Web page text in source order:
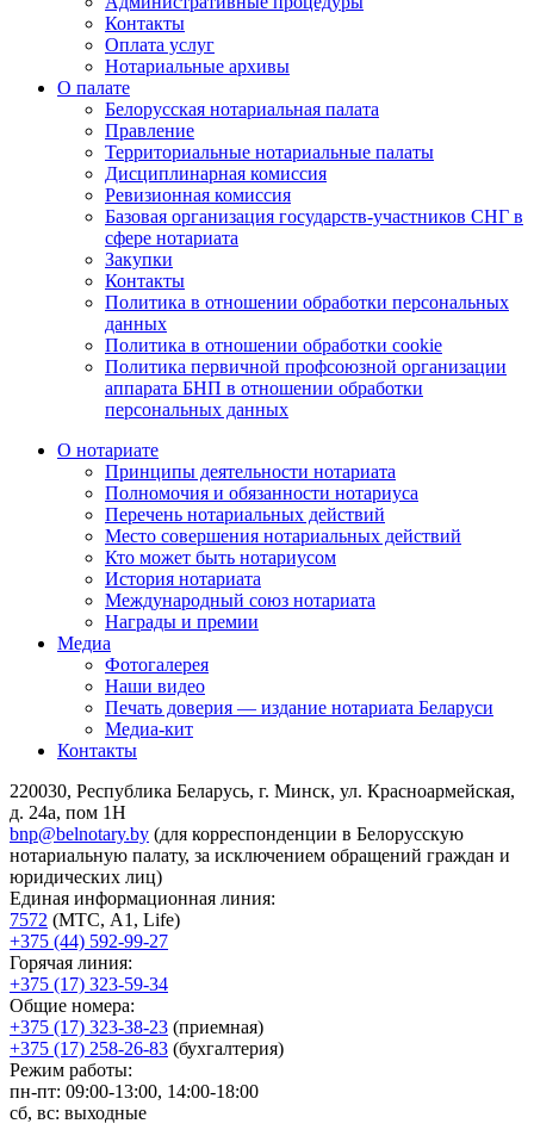
Контакты
Оплата услуг
Нотариальные архивы
О палате
Белорусская нотариальная палата
Правление
Территориальные нотариальные палаты
Дисциплинарная комиссия
Ревизионная комиссия
Базовая организация государств-участников СНГ в
сфере нотариата
Закупки
Контакты
Политика в отношении обработки персональных
данных
Политика в отношении обработки cookie
Политика первичной профсоюзной организации
аппарата БНП в отношении обработки
персональных данных
О нотариате
Принципы деятельности нотариата
Полномочия и обязанности нотариуса
Перечень нотариальных действий
Место совершения нотариальных действий
Кто может быть нотариусом
История нотариата
Международный союз нотариата
Награды и премии
Медиа
Фотогалерея
Наши видео
Печать доверия — издание нотариата Беларуси
Медиа-кит
Контакты
220030, Республика Беларусь, г. Минск, ул. Красноармейская,
д. 24а, пом 1Н
bnp@belnotary.by (для корреспонденции в Белорусскую
нотариальную палату, за исключением обращений граждан и
юридических лиц)
Единая информационная линия:
7572 (МТС, A1, Life)
+375 (44) 592-99-27
Горячая линия:
+375 (17) 323-59-34
Общие номера:
+375 (17) 323-38-23 (приемная)
+375 (17) 258-26-83 (бухгалтерия)
Режим работы:
пн-пт: 09:00-13:00, 14:00-18:00
сб, вс: выходные